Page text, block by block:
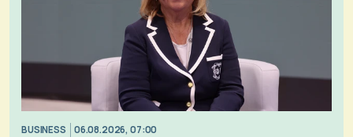
BUSINESS 06.08.2026, 07:00